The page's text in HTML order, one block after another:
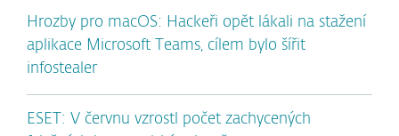
Hrozby pro macOS: Hackeři opět lákali na stažení
aplikace Microsoft Teams, cílem bylo šířit
infostealer
ESET: V červnu vzrostl počet zachycených